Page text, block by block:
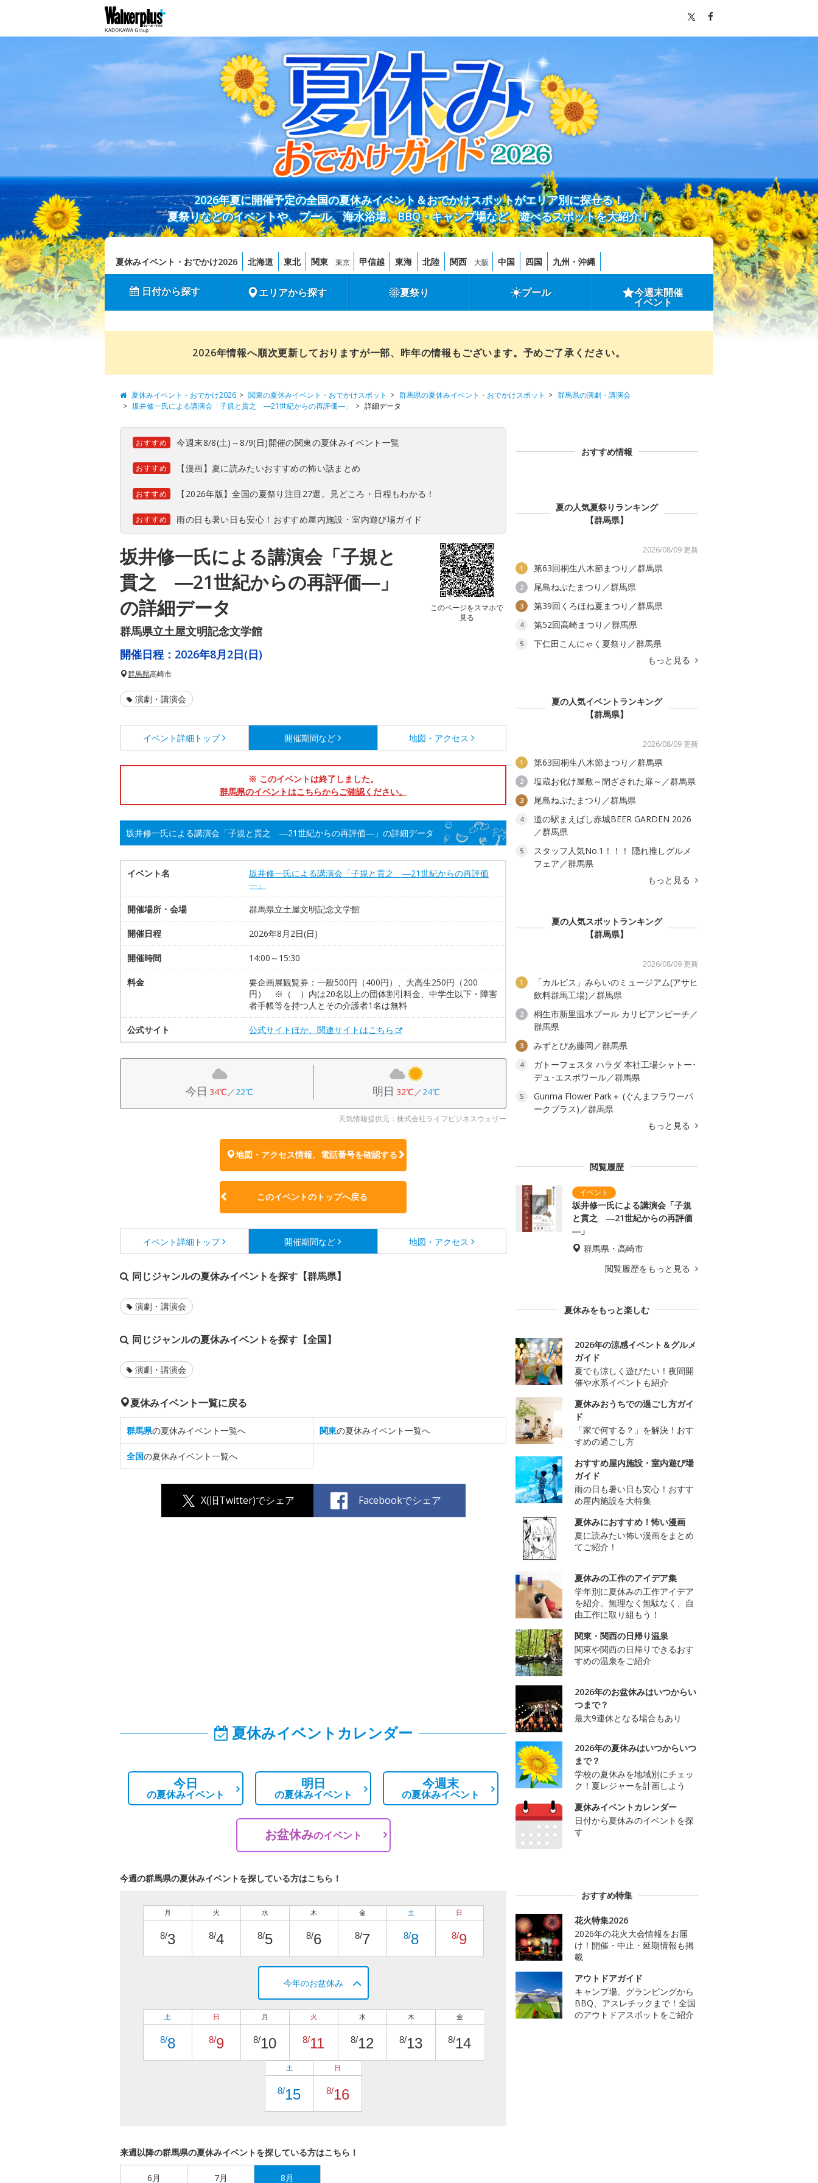
2026年夏に開催予定の全国の夏休みイベント＆おでかけスポットがエリア別に探せる！
夏祭りなどのイベントや、プール、海水浴場、BBQ・キャンプ場など、遊べるスポットを大紹介！
夏休みイベント・おでかけ2026 北海道 東北 関東 東京 甲信越 東海 北陸 関西 大阪 中国 四国 九州・沖縄
日付から探す エリアから探す 夏祭り プール 今週末開催
イベント
2026年情報へ順次更新しておりますが一部、昨年の情報もございます。予めご了承ください。
夏休みイベント・おでかけ2026 関東の夏休みイベント・おでかけスポット 群馬県の夏休みイベント・おでかけスポット
群馬県の演劇・講演会
坂井修一氏による講演会「子規と貫之 ―21世紀からの再評価―」
詳細データ
おすすめ 今週末8/8(土)～8/9(日)開催の関東の夏休みイベント一覧
おすすめ 【漫画】夏に読みたいおすすめの怖い話まとめ
おすすめ 【2026年版】全国の夏祭り注目27選。見どころ・日程もわかる！
おすすめ 雨の日も暑い日も安心！おすすめ屋内施設・室内遊び場ガイド
坂井修一氏による講演会「子規と
貫之 ―21世紀からの再評価―」
の詳細データ
群馬県立土屋文明記念文学館
このページをスマホで
見る
開催日程： 2026年8月2日(日)
群馬県高崎市
演劇・講演会
イベント詳細 トップ 開催期間など 地図・アクセス
※ このイベントは終了しました。
群馬県のイベントはこちらからご確認ください。
坂井修一氏による講演会「子規と貫之 ―21世紀からの再評価―」の詳細データ
イベント名
坂井修一氏による講演会「子規と貫之 ―21世紀からの再評価
―」
開催場所・会場 群馬県立土屋文明記念文学館
開催日程 2026年8月2日(日)
開催時間 14:00～15:30
料金
要企画展観覧券：一般500円（400円）、大高生250円（200
円） ※（ ）内は20名以上の団体割引料金、中学生以下・障害
者手帳等を持つ人とその介護者1名は無料
公式サイト 公式サイトほか、関連サイトはこちら
今日 34℃／22℃ 明日 32℃／24℃
天気情報提供元：株式会社ライフビジネスウェザー
地図・アクセス情報、電話番号を確認する
このイベントのトップへ戻る
イベント詳細 トップ 開催期間など 地図・アクセス
同じジャンルの夏休みイベントを探す【群馬県】
演劇・講演会
同じジャンルの夏休みイベントを探す【全国】
演劇・講演会
夏休みイベント一覧に戻る
群馬県の夏休みイベント一覧へ 関東の夏休みイベント一覧へ
全国の夏休みイベント一覧へ
X(旧Twitter)でシェア Facebookでシェア
夏休みイベントカレンダー
今日
の夏休みイベント
明日
の夏休みイベント
今週末
の夏休みイベント
お盆休みのイベント
今週の群馬県の夏休みイベントを探している方はこちら！
月
8/3
火
8/4
水
8/5
木
8/6
金
8/7
土
8/8
日
8/9
今年のお盆休み
土
8/8
日
8/9
月
8/10
火
8/11
水
8/12
木
8/13
金
8/14
土
8/15
日
8/16
来週以降の群馬県の夏休みイベントを探している方はこちら！
6月 7月 8月
おすすめ情報
夏の人気夏祭りランキング
【群馬県】
2026/08/09 更新
1 第63回桐生八木節まつり／群馬県
2 尾島ねぷたまつり／群馬県
3 第39回くろほね夏まつり／群馬県
4 第52回高崎まつり／群馬県
5
下仁田こんにゃく夏祭り／群馬県
もっと見る
夏の人気イベントランキング
【群馬県】
2026/08/09 更新
1 第63回桐生八木節まつり／群馬県
2 塩蔵お化け屋敷～閉ざされた扉～／群馬県
3 尾島ねぷたまつり／群馬県
4
道の駅まえばし赤城BEER GARDEN 2026
／群馬県
5
スタッフ人気No.1！！！ 隠れ推しグルメ
フェア／群馬県
もっと見る
夏の人気スポットランキング
【群馬県】
2026/08/09 更新
1
「カルピス」みらいのミュージアム(アサヒ
飲料群馬工場)／群馬県
2
桐生市新里温水プール カリビアンビーチ／
群馬県
3 みずとぴあ藤岡／群馬県
4
ガトーフェスタ ハラダ 本社工場シャトー･
デュ･エスポワール／群馬県
5
Gunma Flower Park＋ (ぐんまフラワーパ
ークプラス)／群馬県
もっと見る
閲覧履歴
坂井修一氏による講演会「子規
と貫之 ―21世紀からの再評価
―」
群馬県・高崎市
閲覧履歴をもっと見る
夏休みをもっと楽しむ
2026年の涼感イベント＆グルメ
ガイド
夏でも涼しく遊びたい！夜間開
催や水系イベントも紹介
夏休みおうちでの過ごし方ガイ
ド
「家で何する？」を解決！おす
すめの過ごし方
おすすめ屋内施設・室内遊び場
ガイド
雨の日も暑い日も安心！おすす
め屋内施設を大特集
夏休みにおすすめ！怖い漫画
夏に読みたい怖い漫画をまとめ
てご紹介！
夏休みの工作のアイデア集
学年別に夏休みの工作アイデア
を紹介。無理なく無駄なく、自
由工作に取り組もう！
関東・関西の日帰り温泉
関東や関西の日帰りできるおす
すめの温泉をご紹介
2026年のお盆休みはいつからい
つまで？
最大9連休となる場合もあり
2026年の夏休みはいつからいつ
まで？
学校の夏休みを地域別にチェッ
ク！夏レジャーを計画しよう
夏休みイベントカレンダー
日付から夏休みのイベントを探
す
おすすめ特集
花火特集2026
2026年の花火大会情報をお届
け！開催・中止・延期情報も掲
載
アウトドアガイド
キャンプ場、グランピングから
BBQ、アスレチックまで！全国
のアウトドアスポットをご紹介